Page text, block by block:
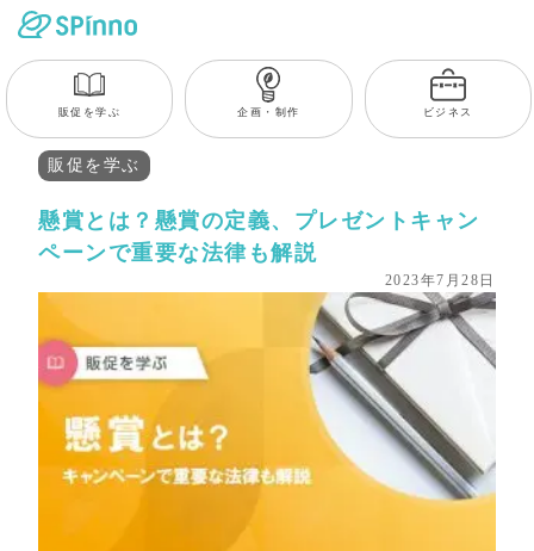
販促を学ぶ 企画・制作 ビジネス
販促を学ぶ
懸賞とは？懸賞の定義、プレゼントキャン
ペーンで重要な法律も解説
2023年7月28日